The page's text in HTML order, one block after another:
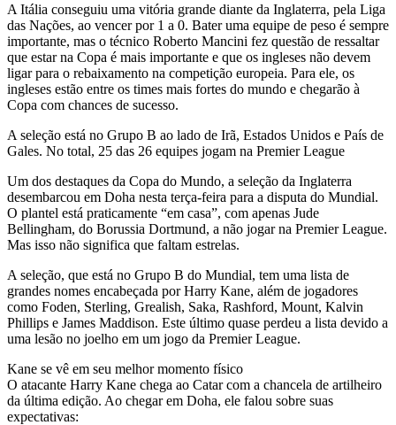
A Itália conseguiu uma vitória grande diante da Inglaterra, pela Liga
das Nações, ao vencer por 1 a 0. Bater uma equipe de peso é sempre
importante, mas o técnico Roberto Mancini fez questão de ressaltar
que estar na Copa é mais importante e que os ingleses não devem
ligar para o rebaixamento na competição europeia. Para ele, os
ingleses estão entre os times mais fortes do mundo e chegarão à
Copa com chances de sucesso.
A seleção está no Grupo B ao lado de Irã, Estados Unidos e País de
Gales. No total, 25 das 26 equipes jogam na Premier League
Um dos destaques da Copa do Mundo, a seleção da Inglaterra
desembarcou em Doha nesta terça-feira para a disputa do Mundial.
O plantel está praticamente “em casa”, com apenas Jude
Bellingham, do Borussia Dortmund, a não jogar na Premier League.
Mas isso não significa que faltam estrelas.
A seleção, que está no Grupo B do Mundial, tem uma lista de
grandes nomes encabeçada por Harry Kane, além de jogadores
como Foden, Sterling, Grealish, Saka, Rashford, Mount, Kalvin
Phillips e James Maddison. Este último quase perdeu a lista devido a
uma lesão no joelho em um jogo da Premier League.
Kane se vê em seu melhor momento físico
O atacante Harry Kane chega ao Catar com a chancela de artilheiro
da última edição. Ao chegar em Doha, ele falou sobre suas
expectativas: